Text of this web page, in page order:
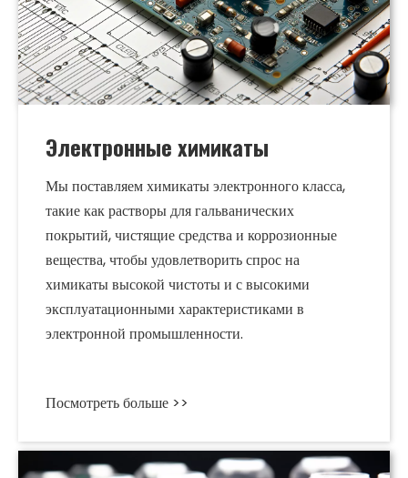
Электронные химикаты
Мы поставляем химикаты электронного класса,
такие как растворы для гальванических
покрытий, чистящие средства и коррозионные
вещества, чтобы удовлетворить спрос на
химикаты высокой чистоты и с высокими
эксплуатационными характеристиками в
электронной промышленности.
Посмотреть больше >>